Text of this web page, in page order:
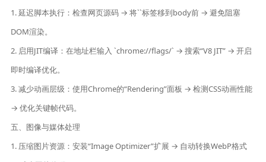
1. 延迟脚本执行：检查网页源码 → 将``标签移到body前 → 避免阻塞
DOM渲染。
2. 启用JIT编译：在地址栏输入 `chrome://flags/` → 搜索“V8 JIT” → 开启
即时编译优化。
3. 减少动画层级：使用Chrome的“Rendering”面板 → 检测CSS动画性能
→ 优化关键帧代码。
五、图像与媒体处理
1. 压缩图片资源：安装“Image Optimizer”扩展 → 自动转换WebP格式